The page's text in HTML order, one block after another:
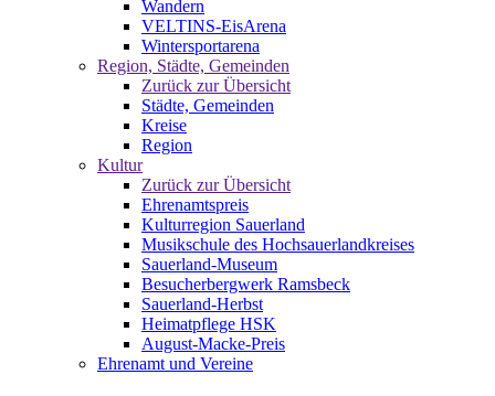
Wandern
VELTINS-EisArena
Wintersportarena
Region, Städte, Gemeinden
Zurück zur Übersicht
Städte, Gemeinden
Kreise
Region
Kultur
Zurück zur Übersicht
Ehrenamtspreis
Kulturregion Sauerland
Musikschule des Hochsauerlandkreises
Sauerland-Museum
Besucherbergwerk Ramsbeck
Sauerland-Herbst
Heimatpflege HSK
August-Macke-Preis
Ehrenamt und Vereine